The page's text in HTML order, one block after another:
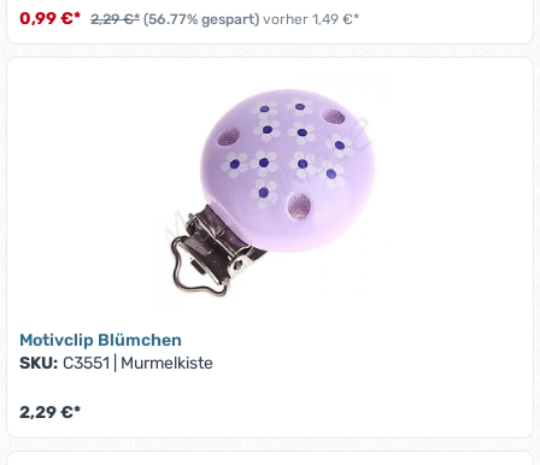
0,99 €* 2,29 €* (56.77% gespart) vorher 1,49 €*
Motivclip Blümchen
SKU: C3551 Murmelkiste
2,29 €*